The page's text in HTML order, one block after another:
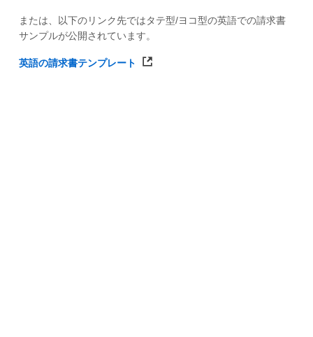
または、以下のリンク先ではタテ型/ヨコ型の英語での請求書
サンプルが公開されています。
英語の請求書テンプレート